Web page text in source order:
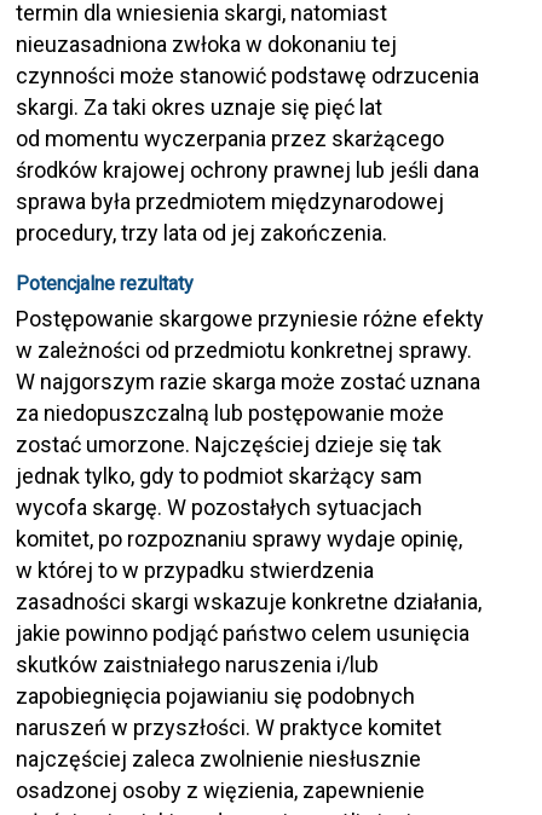
termin dla wniesienia skargi, natomiast
nieuzasadniona zwłoka w dokonaniu tej
czynności może stanowić podstawę odrzucenia
skargi. Za taki okres uznaje się pięć lat
od momentu wyczerpania przez skarżącego
środków krajowej ochrony prawnej lub jeśli dana
sprawa była przedmiotem międzynarodowej
procedury, trzy lata od jej zakończenia.
Potencjalne rezultaty
Postępowanie skargowe przyniesie różne efekty
w zależności od przedmiotu konkretnej sprawy.
W najgorszym razie skarga może zostać uznana
za niedopuszczalną lub postępowanie może
zostać umorzone. Najczęściej dzieje się tak
jednak tylko, gdy to podmiot skarżący sam
wycofa skargę. W pozostałych sytuacjach
komitet, po rozpoznaniu sprawy wydaje opinię,
w której to w przypadku stwierdzenia
zasadności skargi wskazuje konkretne działania,
jakie powinno podjąć państwo celem usunięcia
skutków zaistniałego naruszenia i/lub
zapobiegnięcia pojawianiu się podobnych
naruszeń w przyszłości. W praktyce komitet
najczęściej zaleca zwolnienie niesłusznie
osadzonej osoby z więzienia, zapewnienie